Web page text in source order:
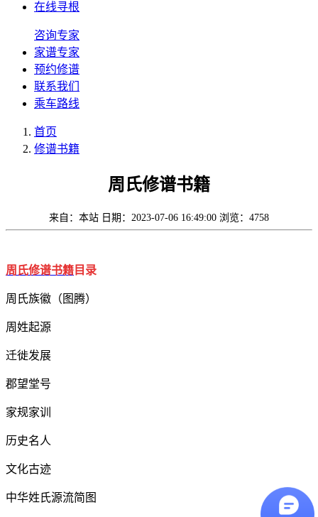
在线寻根
咨询专家
家谱专家
预约修谱
联系我们
乘车路线
首页
修谱书籍
周氏修谱书籍
来自：本站 日期：2023-07-06 16:49:00 浏览：4758
周氏修谱书籍 目录
周氏族徽（图腾）
周姓起源
迁徙发展
郡望堂号
家规家训
历史名人
文化古迹
中华姓氏源流简图